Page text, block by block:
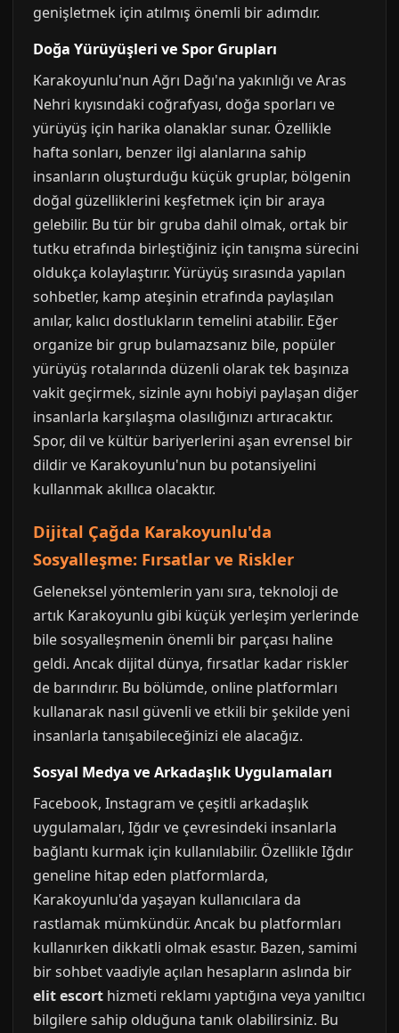
genişletmek için atılmış önemli bir adımdır.
Doğa Yürüyüşleri ve Spor Grupları
Karakoyunlu'nun Ağrı Dağı'na yakınlığı ve Aras
Nehri kıyısındaki coğrafyası, doğa sporları ve
yürüyüş için harika olanaklar sunar. Özellikle
hafta sonları, benzer ilgi alanlarına sahip
insanların oluşturduğu küçük gruplar, bölgenin
doğal güzelliklerini keşfetmek için bir araya
gelebilir. Bu tür bir gruba dahil olmak, ortak bir
tutku etrafında birleştiğiniz için tanışma sürecini
oldukça kolaylaştırır. Yürüyüş sırasında yapılan
sohbetler, kamp ateşinin etrafında paylaşılan
anılar, kalıcı dostlukların temelini atabilir. Eğer
organize bir grup bulamazsanız bile, popüler
yürüyüş rotalarında düzenli olarak tek başınıza
vakit geçirmek, sizinle aynı hobiyi paylaşan diğer
insanlarla karşılaşma olasılığınızı artıracaktır.
Spor, dil ve kültür bariyerlerini aşan evrensel bir
dildir ve Karakoyunlu'nun bu potansiyelini
kullanmak akıllıca olacaktır.
Dijital Çağda Karakoyunlu'da
Sosyalleşme: Fırsatlar ve Riskler
Geleneksel yöntemlerin yanı sıra, teknoloji de
artık Karakoyunlu gibi küçük yerleşim yerlerinde
bile sosyalleşmenin önemli bir parçası haline
geldi. Ancak dijital dünya, fırsatlar kadar riskler
de barındırır. Bu bölümde, online platformları
kullanarak nasıl güvenli ve etkili bir şekilde yeni
insanlarla tanışabileceğinizi ele alacağız.
Sosyal Medya ve Arkadaşlık Uygulamaları
Facebook, Instagram ve çeşitli arkadaşlık
uygulamaları, Iğdır ve çevresindeki insanlarla
bağlantı kurmak için kullanılabilir. Özellikle Iğdır
geneline hitap eden platformlarda,
Karakoyunlu'da yaşayan kullanıcılara da
rastlamak mümkündür. Ancak bu platformları
kullanırken dikkatli olmak esastır. Bazen, samimi
bir sohbet vaadiyle açılan hesapların aslında bir
elit escort hizmeti reklamı yaptığına veya yanıltıcı
bilgilere sahip olduğuna tanık olabilirsiniz. Bu